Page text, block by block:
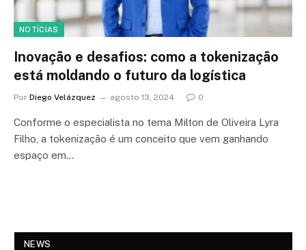
NOTÍCIAS
Inovação e desafios: como a tokenização
está moldando o futuro da logística
Por Diego Velázquez agosto 13, 2024 0
Conforme o especialista no tema Milton de Oliveira Lyra
Filho, a tokenização é um conceito que vem ganhando
espaço em…
NEWS